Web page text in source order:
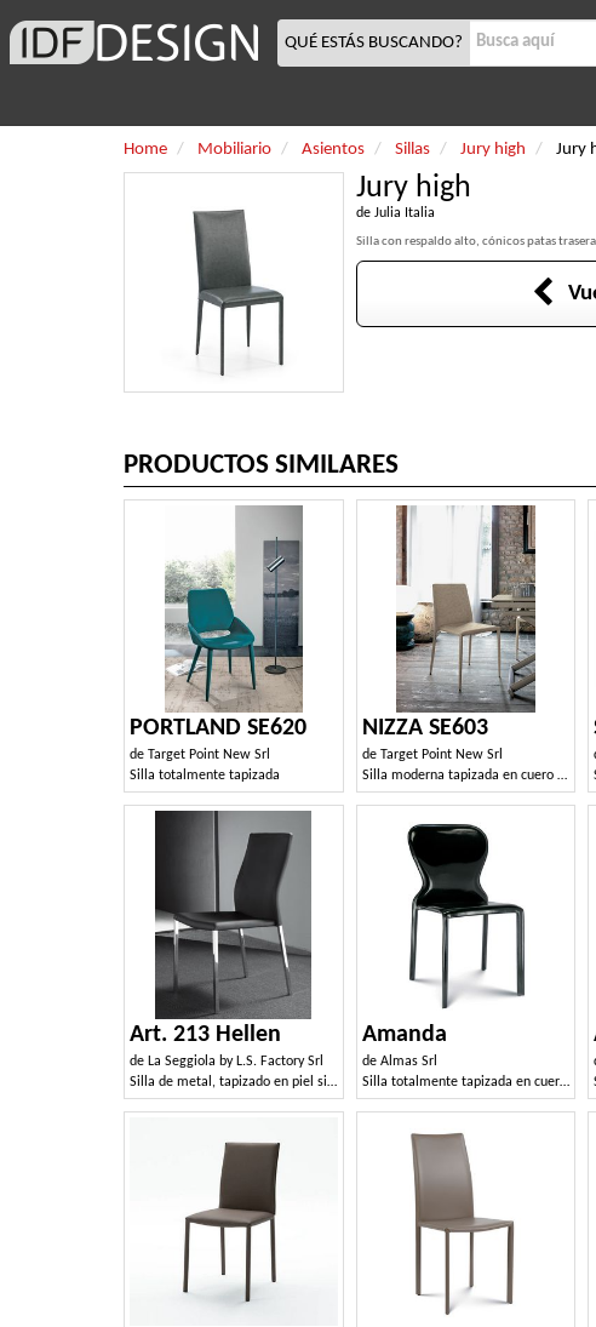
QUÉ ESTÁS BUSCANDO?
Home Mobiliario Asientos Sillas Jury high Jury
Jury high
de Julia Italia
Silla con respaldo alto, cónicos patas
PRODUCTOS SIMILARES
PORTLAND SE620
de
Target Point New Srl
Silla totalmente tapizada
NIZZA SE603
de
Target Point New Srl
Silla moderna tapizada en cuero para cocinas y bares
Art. 213 Hellen
de La Seggiola by L.S. Factory Srl
Silla de metal, tapizado en piel sintética de alta calidad
Amanda
de Almas Srl
Silla totalmente tapizada en cuero.